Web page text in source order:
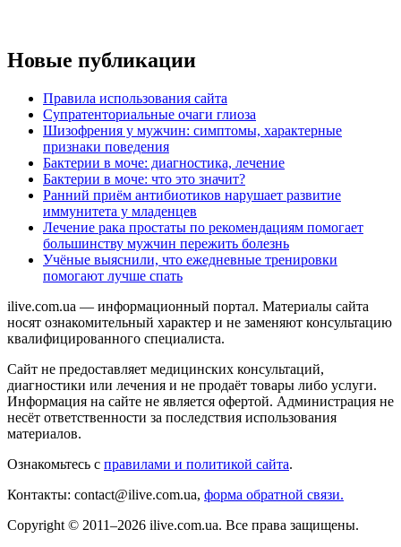
Новые публикации
Правила использования сайта
Супратенториальные очаги глиоза
Шизофрения у мужчин: симптомы, характерные
признаки поведения
Бактерии в моче: диагностика, лечение
Бактерии в моче: что это значит?
Ранний приём антибиотиков нарушает развитие
иммунитета у младенцев
Лечение рака простаты по рекомендациям помогает
большинству мужчин пережить болезнь
Учёные выяснили, что ежедневные тренировки
помогают лучше спать
ilive.com.ua — информационный портал. Материалы сайта
носят ознакомительный характер и не заменяют консультацию
квалифицированного специалиста.
Сайт не предоставляет медицинских консультаций,
диагностики или лечения и не продаёт товары либо услуги.
Информация на сайте не является офертой. Администрация не
несёт ответственности за последствия использования
материалов.
Ознакомьтесь с правилами и политикой сайта.
Контакты: contact@ilive.com.ua, форма обратной связи.
Copyright © 2011–2026 ilive.com.ua. Все права защищены.